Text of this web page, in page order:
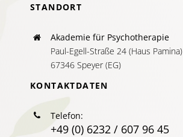
STANDORT
Akademie für Psychotherapie
Paul-Egell-Straße 24 (Haus Pamina)
67346 Speyer (EG)
KONTAKTDATEN
Telefon:
+49 (0) 6232 / 607 96 45